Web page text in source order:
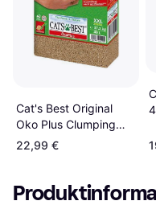
Cat's Best Original
Oko Plus Clumping
Cat Litter 40L
22,99 €